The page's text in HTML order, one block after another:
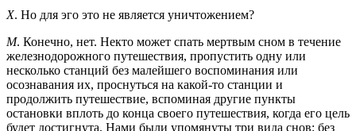
Х. Но для эго это не является уничтожением?
М. Конечно, нет. Некто может спать мертвым сном в течение
железнодорожного путешествия, пропустить одну или
несколько станций без малейшего воспоминания или
осознавания их, проснуться на какой-то станции и
продолжить путешествие, вспоминая другие пункты
остановки вплоть до конца своего путешествия, когда его цель
будет достигнута. Нами были упомянуты три вида снов: без